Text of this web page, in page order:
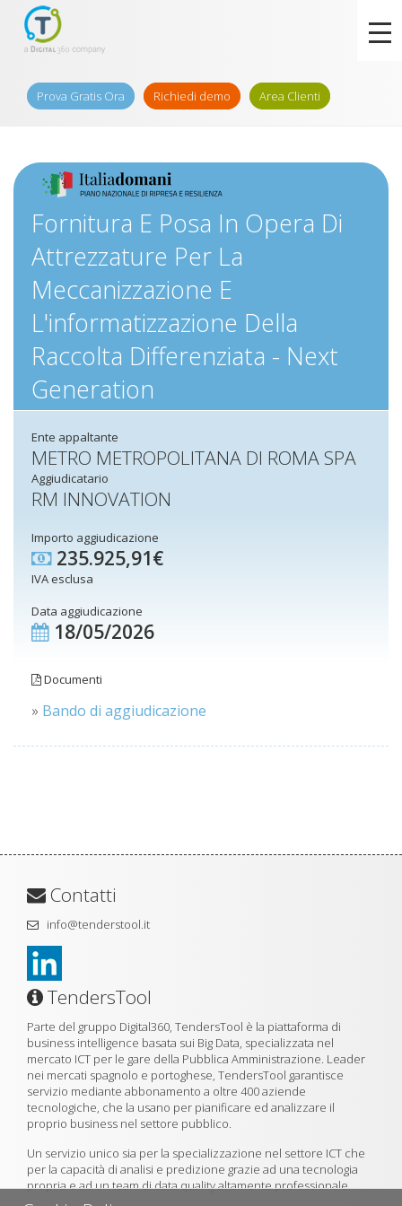
Prova Gratis Ora Richiedi demo Area Clienti
Fornitura E Posa In Opera Di
Attrezzature Per La
Meccanizzazione E
L'informatizzazione Della
Raccolta Differenziata - Next
Generation
Ente appaltante
METRO METROPOLITANA DI ROMA SPA
Aggiudicatario
RM INNOVATION
Importo aggiudicazione
235.925,91€
IVA esclusa
Data aggiudicazione
18/05/2026
Documenti
» Bando di aggiudicazione
Contatti
info@tenderstool.it
TendersTool
Parte del gruppo Digital360, TendersTool è la piattaforma di
business intelligence basata sui Big Data, specializzata nel
mercato ICT per le gare della Pubblica Amministrazione. Leader
nei mercati spagnolo e portoghese, TendersTool garantisce
servizio mediante abbonamento a oltre 400 aziende
tecnologiche, che la usano per pianificare ed analizzare il
proprio business nel settore pubblico.
Un servizio unico sia per la specializzazione nel settore ICT che
per la capacità di analisi e predizione grazie ad una tecnologia
propria e ad un team di data quality altamente professionale.